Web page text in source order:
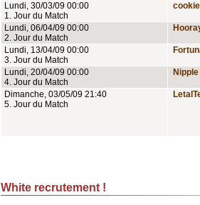
Lundi, 30/03/09 00:00
1. Jour du Match
Lundi, 06/04/09 00:00
2. Jour du Match
Lundi, 13/04/09 00:00
3. Jour du Match
Lundi, 20/04/09 00:00
4. Jour du Match
Dimanche, 03/05/09 21:40
5. Jour du Match
White recrutement !